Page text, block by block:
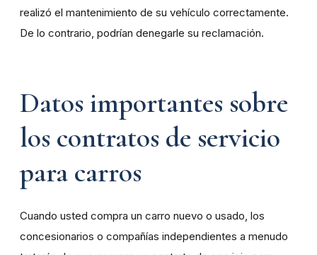
realizó el mantenimiento de su vehículo correctamente.
De lo contrario, podrían denegarle su reclamación.
Datos importantes sobre
los contratos de servicio
para carros
Cuando usted compra un carro nuevo o usado, los
concesionarios o compañías independientes a menudo